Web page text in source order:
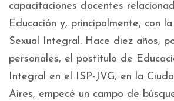
capacitaciones docentes
Educación y, principalmente, con
Sexual Integral. Hace diez años,
personales, el postítulo de
Integral en el ISP-JVG, en la
Aires, empecé un campo de